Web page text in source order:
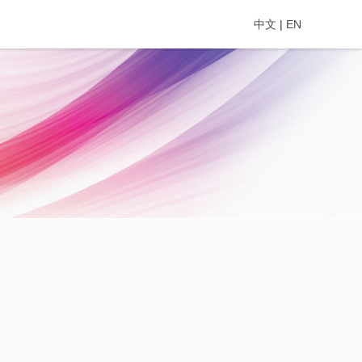
中文 | EN